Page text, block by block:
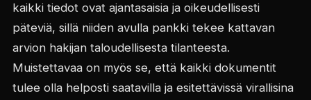
kaikki tiedot ovat ajantasaisia ja oikeudellisesti
päteviä, sillä niiden avulla pankki tekee kattavan
arvion hakijan taloudellisesta tilanteesta.
Muistettavaa on myös se, että kaikki dokumentit
tulee olla helposti saatavilla ja esitettävissä virallisina